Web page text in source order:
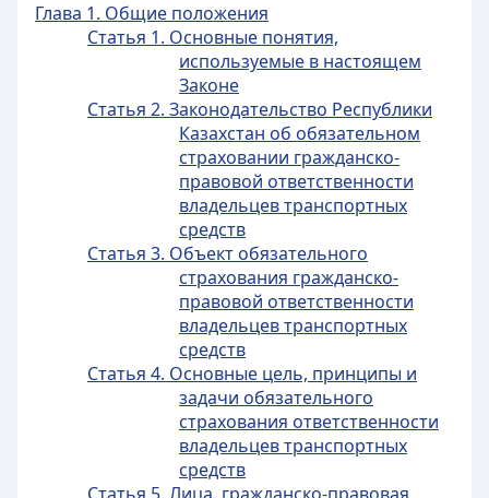
Глава 1. Общие положения
Статья 1. Основные понятия,
используемые в настоящем
Законе
Статья 2. Законодательство Республики
Казахстан об обязательном
страховании гражданско-
правовой ответственности
владельцев транспортных
средств
Статья 3. Объект обязательного
страхования гражданско-
правовой ответственности
владельцев транспортных
средств
Статья 4. Основные цель, принципы и
задачи обязательного
страхования ответственности
владельцев транспортных
средств